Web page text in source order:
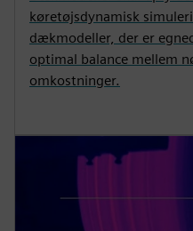
køretøjsdynamisk
dækmodeller, der er
optimal balance mellem
omkostninger.